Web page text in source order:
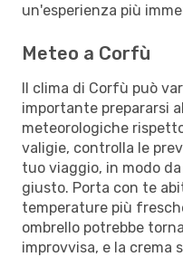
un'esperienza più
Meteo a Corfù
Il clima di Corfù può
importante prepararsi
meteorologiche
valigie, controlla le
tuo viaggio, in modo
giusto. Porta con te
temperature più
ombrello potrebbe
improvvisa, e la crema